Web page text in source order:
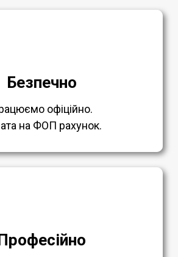
Безпечно
офіційно.
на ФОП рахунок.